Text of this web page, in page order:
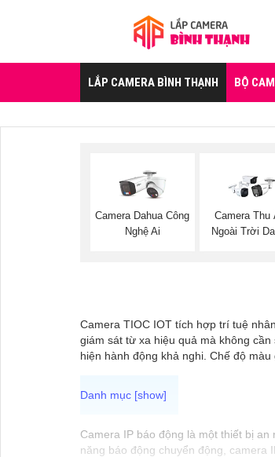
LẮP CAMERA BÌNH THẠNH BỘ
Camera Dahua Công
Nghệ Ai
Camera Thu
Ngoài Trời
Camera TIOC IOT tích hợp trí tuệ
giám sát từ xa hiệu quả mà không
hiện hành động khả nghi. Chế độ
Camera IP báo động là một thiết bị
năng báo động chuyển động,